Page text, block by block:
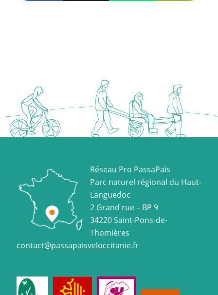
Réseau Pro PassaPaïs
Parc naturel régional du Haut-
Languedoc
2 Grand rue – BP 9
34220 Saint-Pons-de-
Thomières
contact@passapaisveloccitanie.fr